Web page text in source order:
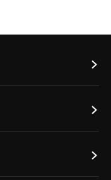


